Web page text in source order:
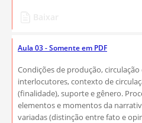
Aula 03 - Somente em PDF
​Condições de produção,
interlocutores, contexto de
(finalidade), suporte e gênero.
elementos e momentos da
variadas (distinção entre fato e